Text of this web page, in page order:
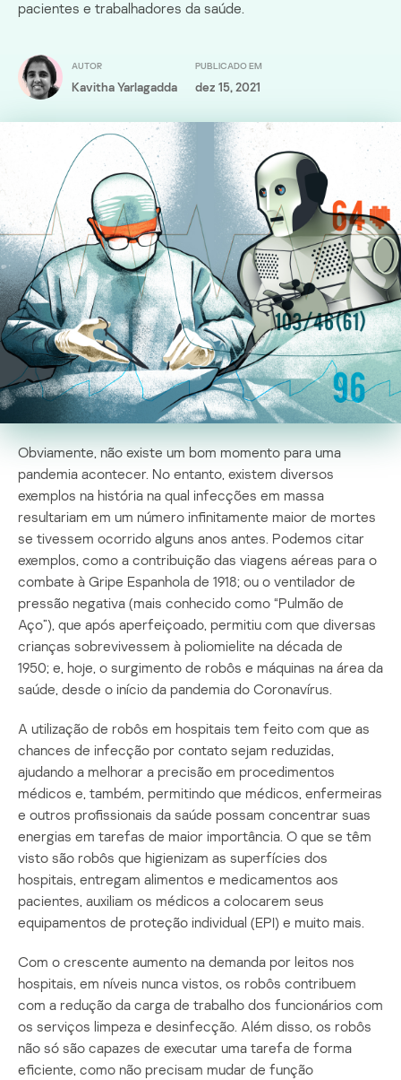
pacientes e trabalhadores da saúde.
AUTOR
Kavitha Yarlagadda
PUBLICADO EM
dez 15, 2021
Obviamente, não existe um bom momento para uma
pandemia acontecer. No entanto, existem diversos
exemplos na história na qual infecções em massa
resultariam em um número infinitamente maior de mortes
se tivessem ocorrido alguns anos antes. Podemos citar
exemplos, como a contribuição das viagens aéreas para o
combate à Gripe Espanhola de 1918; ou o ventilador de
pressão negativa (mais conhecido como “Pulmão de
Aço”), que após aperfeiçoado, permitiu com que diversas
crianças sobrevivessem à poliomielite na década de
1950; e, hoje, o surgimento de robôs e máquinas na área da
saúde, desde o início da pandemia do Coronavírus.
A utilização de robôs em hospitais tem feito com que as
chances de infecção por contato sejam reduzidas,
ajudando a melhorar a precisão em procedimentos
médicos e, também, permitindo que médicos, enfermeiras
e outros profissionais da saúde possam concentrar suas
energias em tarefas de maior importância. O que se têm
visto são robôs que higienizam as superfícies dos
hospitais, entregam alimentos e medicamentos aos
pacientes, auxiliam os médicos a colocarem seus
equipamentos de proteção individual (EPI) e muito mais.
Com o crescente aumento na demanda por leitos nos
hospitais, em níveis nunca vistos, os robôs contribuem
com a redução da carga de trabalho dos funcionários com
os serviços limpeza e desinfecção. Além disso, os robôs
não só são capazes de executar uma tarefa de forma
eficiente, como não precisam mudar de função